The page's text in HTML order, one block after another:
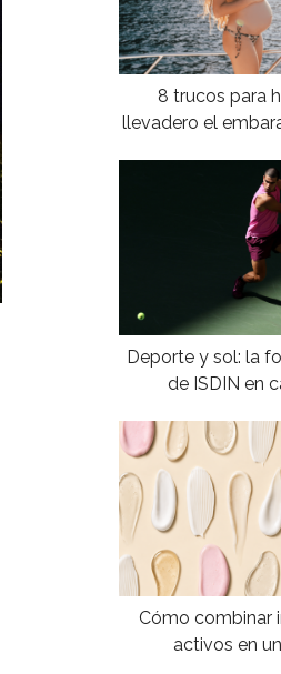
8 trucos para
llevadero el
Deporte y sol: la
de ISDIN en
Cómo combinar
activos en